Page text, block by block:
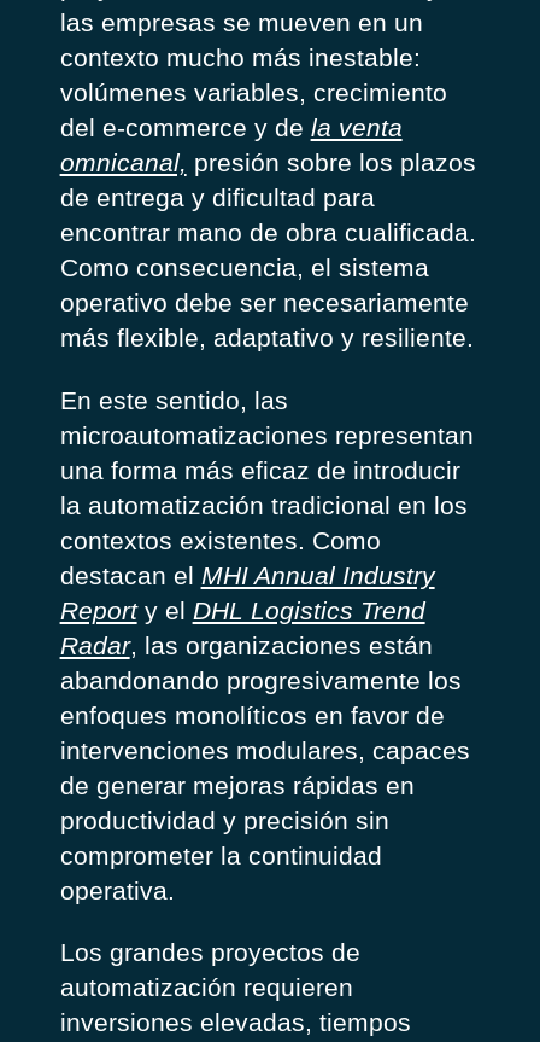
las empresas se mueven en un
contexto mucho más inestable:
volúmenes variables, crecimiento
del e-commerce y de la venta
omnicanal, presión sobre los plazos
de entrega y dificultad para
encontrar mano de obra cualificada.
Como consecuencia, el sistema
operativo debe ser necesariamente
más flexible, adaptativo y resiliente.
En este sentido, las
microautomatizaciones representan
una forma más eficaz de introducir
la automatización tradicional en los
contextos existentes. Como
destacan el MHI Annual Industry
Reporty el DHL Logistics Trend
Radar, las organizaciones están
abandonando progresivamente los
enfoques monolíticos en favor de
intervenciones modulares, capaces
de generar mejoras rápidas en
productividad y precisión sin
comprometer la continuidad
operativa.
Los grandes proyectos de
automatización requieren
inversiones elevadas, tiempos